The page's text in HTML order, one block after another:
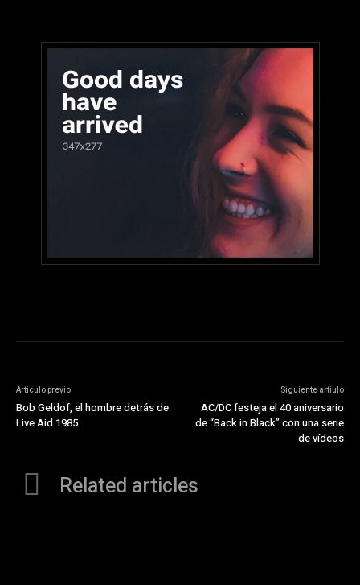
Articulo previo
Bob Geldof, el hombre detrás de
Live Aid 1985
Siguiente artiulo
AC/DC festeja el 40 aniversario
de “Back in Black” con una serie
de vídeos
Related articles